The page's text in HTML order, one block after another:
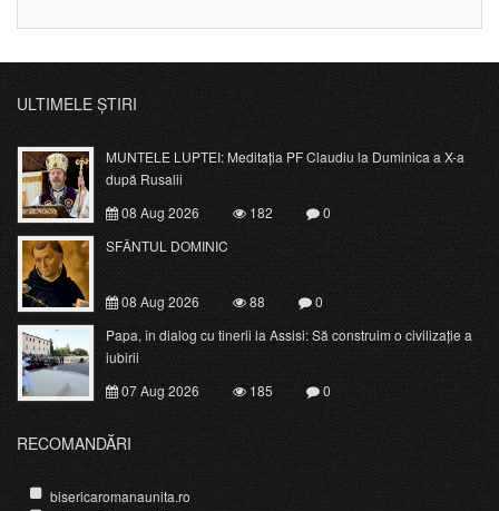
ULTIMELE ȘTIRI
MUNTELE LUPTEI: Meditația PF Claudiu la Duminica a X-a
după Rusalii
08 Aug 2026
182
0
SFÂNTUL DOMINIC
08 Aug 2026 88
0
Papa, în dialog cu tinerii la Assisi: Să construim o civilizație a
iubirii
07 Aug 2026
185 0
RECOMANDĂRI
bisericaromanaunita.ro